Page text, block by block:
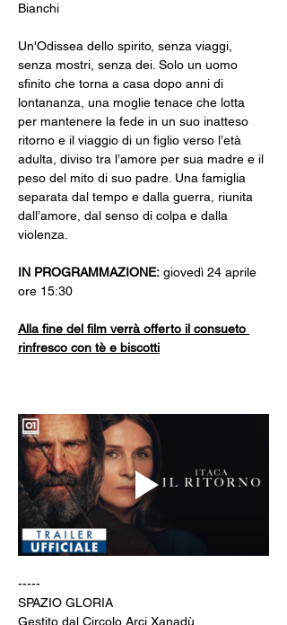
Bianchi
Un'Odissea dello spirito, senza viaggi,
senza mostri, senza dei. Solo un uomo
sfinito che torna a casa dopo anni di
lontananza, una moglie tenace che lotta
per mantenere la fede in un suo inatteso
ritorno e il viaggio di un figlio verso l’età
adulta, diviso tra l’amore per sua madre e il
peso del mito di suo padre. Una famiglia
separata dal tempo e dalla guerra, riunita
dall’amore, dal senso di colpa e dalla
violenza.
IN PROGRAMMAZIONE: giovedì 24 aprile
ore 15:30
Alla fine del film verrà offerto il consueto
rinfresco con tè e biscotti
-----
SPAZIO GLORIA
Gestito dal Circolo Arci Xanadù